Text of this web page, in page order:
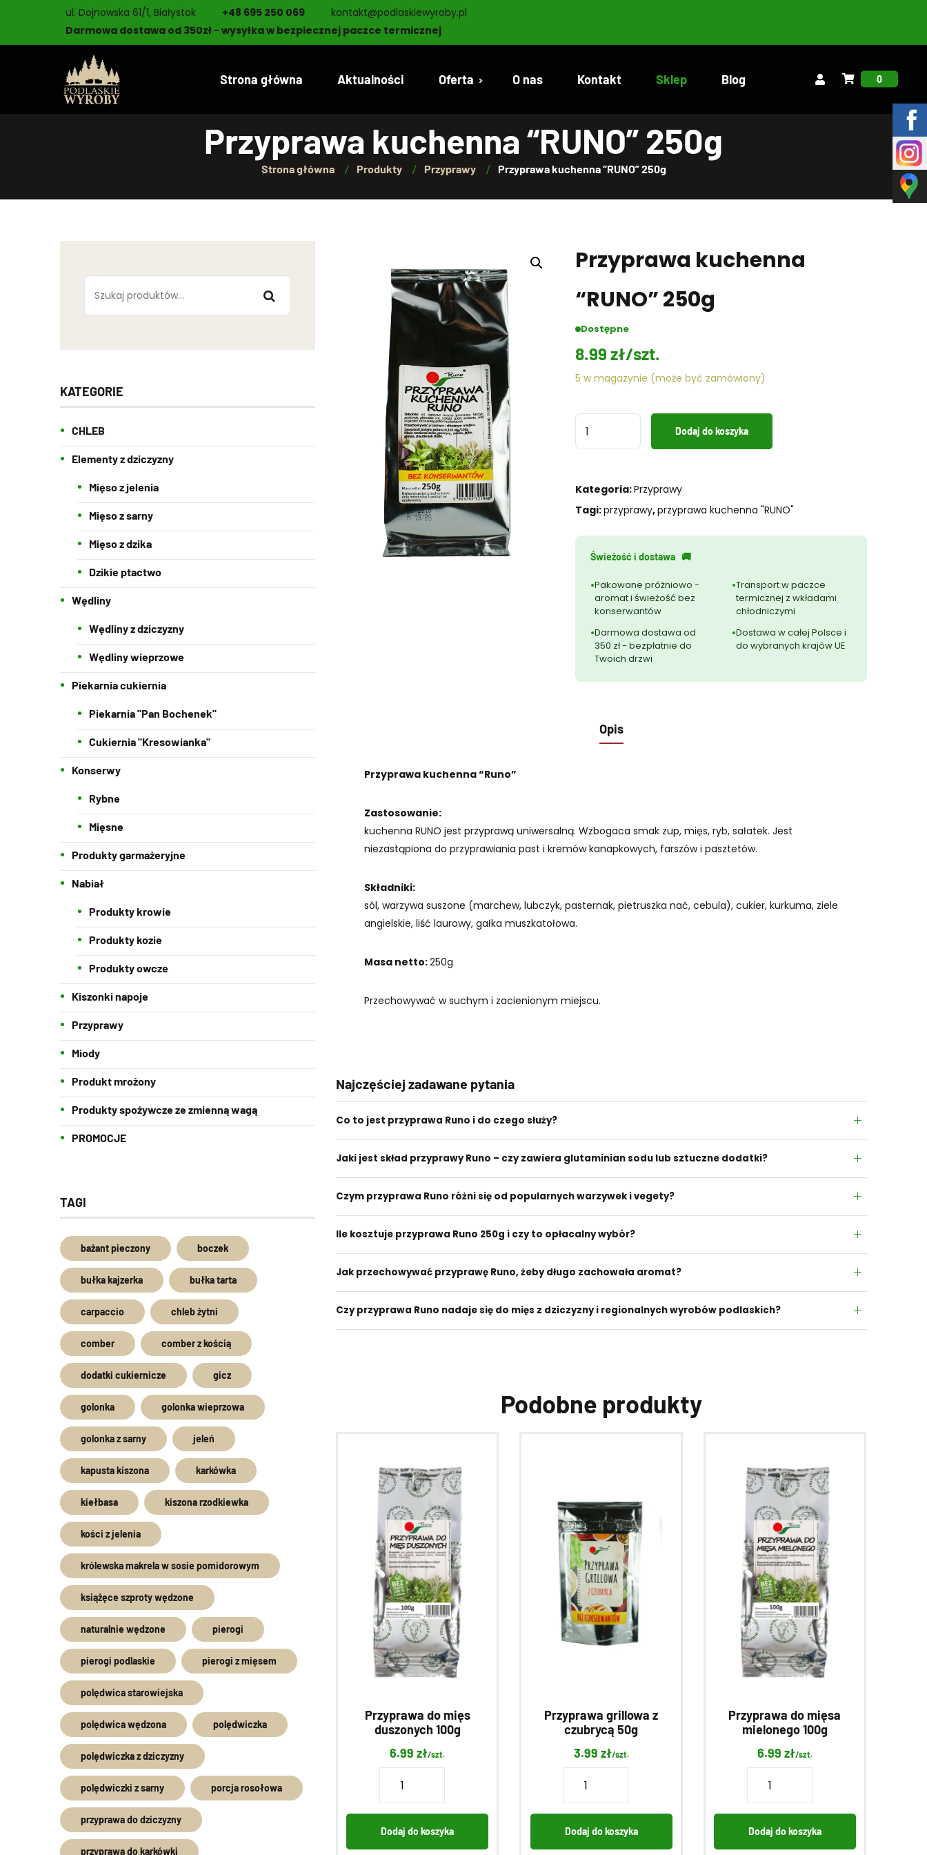
ul. Dojnowska 61/1, Białystok +48 695 250 069
kontakt@podlaskiewyroby.pl
Darmowa dostawa od 350zł - wysyłka w bezpiecznej paczce termicznej
Strona główna Aktualności Oferta
Dziczyzna
Oferta wędlin
Piekarnia Cukiernia
Konserwy
O nas Kontakt Sklep Blog 0
Przyprawa kuchenna “RUNO” 250g
Strona główna Produkty Przyprawy Przyprawa kuchenna “RUNO” 250g
Przyprawa kuchenna
“RUNO” 250g
Dostępne
8.99 zł/szt.
5 w magazynie (może być zamówiony)
250g
Dodaj do koszyka
Kategoria:Przyprawy
Tagi:przyprawy,przyprawa kuchenna "RUNO"
Świeżość i dostawa ‎ ‎ 🚚
Pakowane próżniowo -
aromat i świeżość bez
konserwantów
Transport w paczce
termicznej z wkładami
chłodniczymi
Darmowa dostawa od
350 zł - bezpłatnie do
Twoich drzwi
Dostawa w całej Polsce i
do wybranych krajów UE
Opis
Przyprawa kuchenna “Runo”
Zastosowanie:
kuchenna RUNO jest przyprawą uniwersalną. Wzbogaca smak zup, mięs, ryb, sałatek. Jest
niezastąpiona do przyprawiania past i kremów kanapkowych, farszów i pasztetów.
Składniki:
sól, warzywa suszone (marchew, lubczyk, pasternak, pietruszka nać, cebula), cukier, kurkuma, ziele
angielskie, liść laurowy, gałka muszkatołowa.
Masa netto:250g
Przechowywać w suchym i zacienionym miejscu.
Najczęściej zadawane pytania
Co to jest przyprawa Runo i do czego służy?
Jaki jest skład przyprawy Runo – czy zawiera glutaminian sodu lub sztuczne dodatki?
Czym przyprawa Runo różni się od popularnych warzywek i vegety?
Ile kosztuje przyprawa Runo 250g i czy to opłacalny wybór?
Jak przechowywać przyprawę Runo, żeby długo zachowała aromat?
Czy przyprawa Runo nadaje się do mięs z dziczyzny i regionalnych wyrobów podlaskich?
Podobne produkty
Przyprawa do mięs
duszonych 100g
6.99zł/szt.
do
mięs
duszonych
Dodaj do koszyka
Przyprawa grillowa z
czubrycą 50g
3.99 zł/szt.
grillowa
z
czubrycą
Dodaj do koszyka
Przyprawa do mięsa
mielonego 100g
6.99 zł/szt.
do
mięsa
mielonego
Dodaj do koszyka
KATEGORIE
CHLEB
Elementy z dziczyzny
Mięso z jelenia
Mięso z sarny
Mięso z dzika
Dzikie ptactwo
Wędliny
Wędliny z dziczyzny
Wędliny wieprzowe
Piekarnia cukiernia
Piekarnia "Pan Bochenek"
Cukiernia "Kresowianka"
Konserwy
Rybne
Mięsne
Produkty garmażeryjne
Nabiał
Produkty krowie
Produkty kozie
Produkty owcze
Kiszonki napoje
Przyprawy
Miody
Produkt mrożony
Produkty spożywcze ze zmienną wagą
PROMOCJE
TAGI
bażant pieczony boczek
bułka kajzerka bułka tarta
carpaccio chleb żytni
comber comber z kością
dodatki cukiernicze gicz
golonka golonka wieprzowa
golonka z sarny jeleń
kapusta kiszona karkówka
kiełbasa kiszona rzodkiewka
kości z jelenia
królewska makrela w sosie pomidorowym
książęce szproty wędzone
naturalnie wędzone pierogi
pierogi podlaskie pierogi z mięsem
polędwica starowiejska
polędwica wędzona polędwiczka
polędwiczka z dziczyzny
polędwiczki z sarny porcja rosołowa
przyprawa do dziczyzny
przyprawa do karkówki